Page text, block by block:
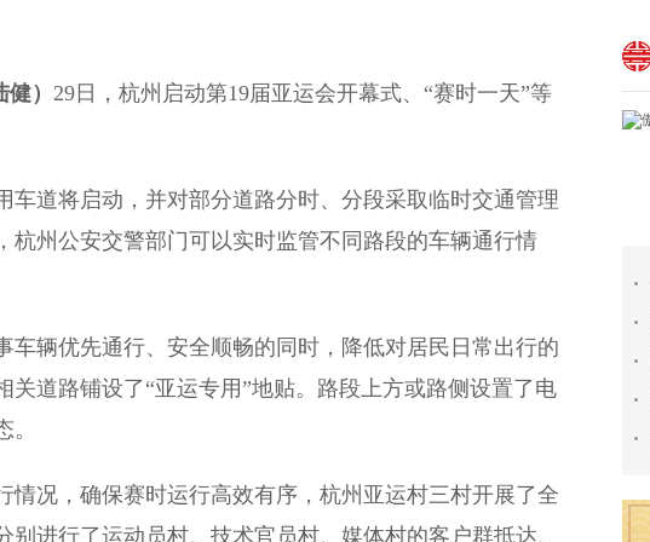
） 29日，杭州启动第19届亚运会开幕式、“赛时一天”等
将启动，并对部分道路分时、分段采取临时交通管理
州公安交警部门可以实时监管不同路段的车辆通行情
优先通行、安全顺畅的同时，降低对居民日常出行的
道路铺设了“亚运专用”地贴。路段上方或路侧设置了电
，确保赛时运行高效有序，杭州亚运村三村开展了全
进行了运动员村、技术官员村、媒体村的客户群抵达、